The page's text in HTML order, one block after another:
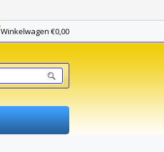
Winkelwagen €0,00